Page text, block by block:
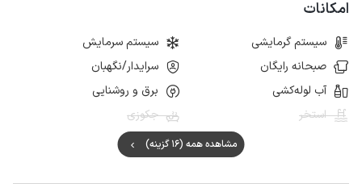
امکانات
سیستم گرمایشی
سیستم سرمایش
صبحانه رایگان
سرایدار/نگهبان
آب لوله‌کشی
برق و روشنایی
استخر
جکوزی
مشاهده همه (16 گزینه)